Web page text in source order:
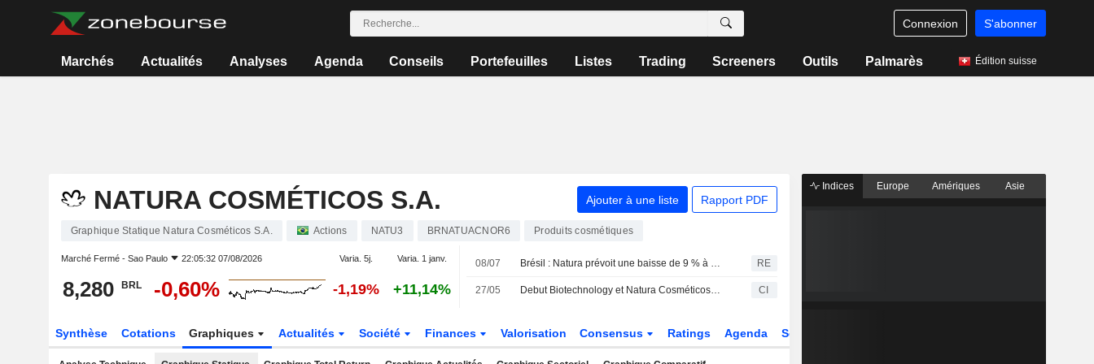
Connexion S'abonner
Marchés Actualités Analyses Agenda Conseils Portefeuilles Listes Trading Screeners Outils Palmarès Édition suisse
NATURA COSMÉTICOS S.A. Ajouter à une liste Rapport PDF
Graphique Statique Natura Cosméticos S.A. Actions NATU3 BRNATUACNOR6 Produits cosmétiques
Marché Fermé - Sao Paulo 22:05:32 07/08/2026 Varia. 5j. Varia. 1 janv.
8,280 BRL -0,60% -1,19% +11,14%
08/07 Brésil : Natura prévoit une baisse de 9 % à 10 % de son chiffre d'affaires au deuxième trimestre RE
27/05 Debut Biotechnology et Natura Cosméticos S.A. s'associent pour commercialiser en Amérique latine un ingrédient de longévité cutanée découvert par IA CI
Synthèse Cotations Graphiques Actualités Société Finances Valorisation Consensus Ratings Agenda Secteur
Indices Europe Amériques Asie